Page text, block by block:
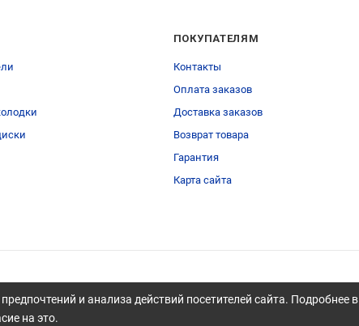
и анализа действий посетителей сайта. Подробнее в
на это.
ПОКУПАТЕЛЯМ
Контакты
Оплата заказов
Доставка заказов
Возврат товара
Гарантия
Карта сайта